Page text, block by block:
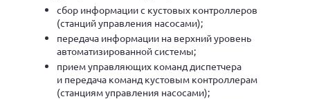
сбор информации с кустовых контроллеров
(станций управления насосами);
передача информации на верхний уровень
автоматизированной системы;
прием управляющих команд диспетчера
и передача команд кустовым контроллерам
(станциям управления насосами);